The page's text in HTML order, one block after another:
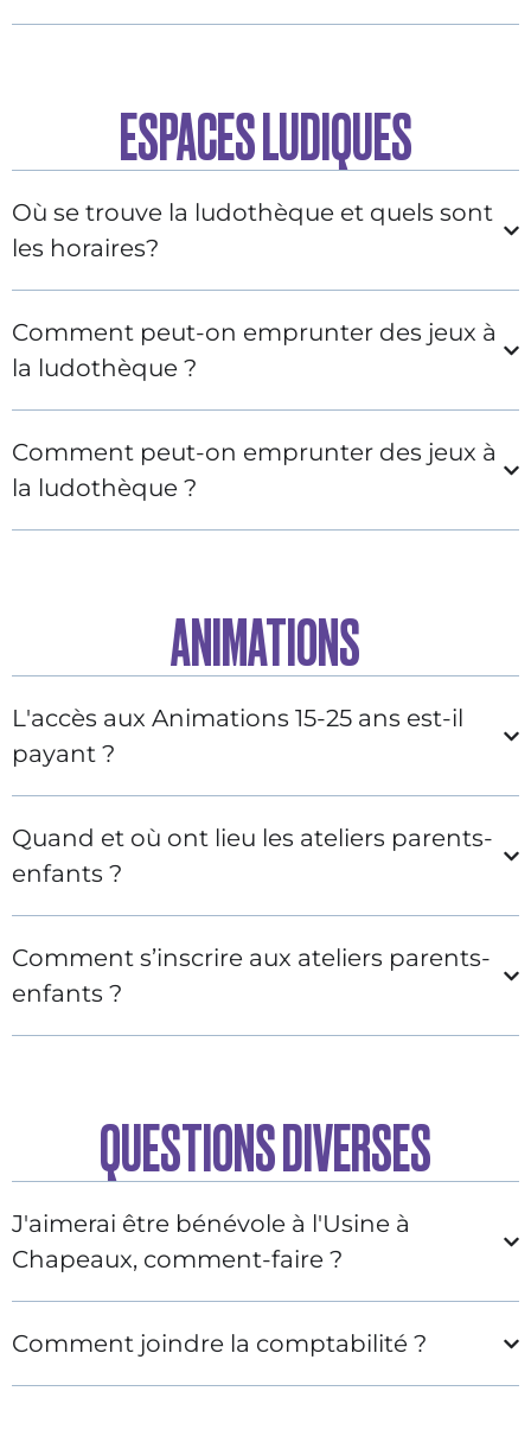
ESPACES LUDIQUES
Où se trouve la ludothèque et quels sont
les horaires?
Comment peut-on emprunter des jeux à
la ludothèque ?
Comment peut-on emprunter des jeux à
la ludothèque ?
ANIMATIONS
L'accès aux Animations 15-25 ans est-il
payant ?
Quand et où ont lieu les ateliers parents-
enfants ?
Comment s’inscrire aux ateliers parents-
enfants ?
QUESTIONS DIVERSES
J'aimerai être bénévole à l'Usine à
Chapeaux, comment-faire ?
Comment joindre la comptabilité ?